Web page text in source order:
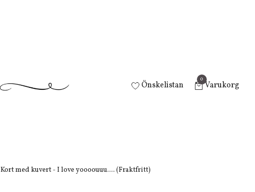
Önskelistan
0
Varukorg
Kort med kuvert - I love yoooouuu.... (Fraktfritt)